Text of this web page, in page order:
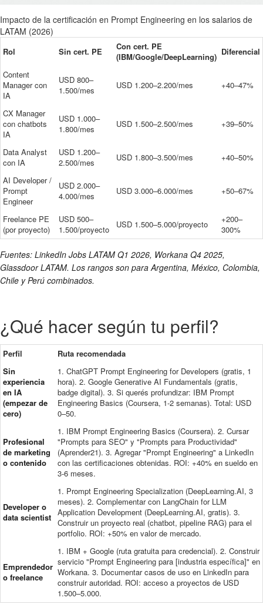
Impacto de la certificación en Prompt Engineering en los salarios de
LATAM (2026)
Rol Sin cert. PE
Con cert. PE
(IBM/Google/DeepLearning) Diferencial
Content
Manager con
IA
USD 800–
1.500/mes
USD 1.200–2.200/mes +40–47%
CX Manager
con chatbots
IA
USD 1.000–
1.800/mes
USD 1.500–2.500/mes +39–50%
Data Analyst
con IA
USD 1.200–
2.500/mes
USD 1.800–3.500/mes +40–50%
AI Developer /
Prompt
Engineer
USD 2.000–
4.000/mes
USD 3.000–6.000/mes +50–67%
Freelance PE
(por proyecto)
USD 500–
1.500/proyecto
USD 1.500–5.000/proyecto
+200–
300%
Fuentes: LinkedIn Jobs LATAM Q1 2026, Workana Q4 2025,
Glassdoor LATAM. Los rangos son para Argentina, México, Colombia,
Chile y Perú combinados.
¿Qué hacer según tu perfil?
Perfil
Ruta recomendada
Sin
experiencia
en IA
(empezar de
cero)
1. ChatGPT Prompt Engineering for Developers (gratis, 1
hora). 2. Google Generative AI Fundamentals (gratis,
badge digital). 3. Si querés profundizar: IBM Prompt
Engineering Basics (Coursera, 1-2 semanas). Total: USD
0–50.
Profesional
de marketing
o contenido
1. IBM Prompt Engineering Basics (Coursera). 2. Cursar
"Prompts para SEO" y "Prompts para Productividad"
(Aprender21). 3. Agregar "Prompt Engineering" a LinkedIn
con las certificaciones obtenidas. ROI: +40% en sueldo en
3-6 meses.
Developer o
data scientist
1. Prompt Engineering Specialization (DeepLearning.AI, 3
meses). 2. Complementar con LangChain for LLM
Application Development (DeepLearning.AI, gratis). 3.
Construir un proyecto real (chatbot, pipeline RAG) para el
portfolio. ROI: +50% en valor de mercado.
Emprendedor
o freelance
1. IBM + Google (ruta gratuita para credencial). 2. Construir
servicio "Prompt Engineering para [industria específica]" en
Workana. 3. Documentar casos de uso en LinkedIn para
construir autoridad. ROI: acceso a proyectos de USD
1.500–5.000.